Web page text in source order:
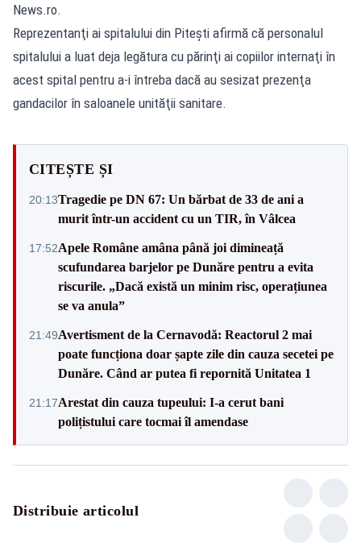
News.ro.
Reprezentanţi ai spitalului din Piteşti afirmă că personalul
spitalului a luat deja legătura cu părinţi ai copiilor internaţi în
acest spital pentru a-i întreba dacă au sesizat prezenţa
gandacilor în saloanele unităţii sanitare.
CITEȘTE ȘI
20:13Tragedie pe DN 67: Un bărbat de 33 de ani a
murit într-un accident cu un TIR, în Vâlcea
17:52Apele Române amâna până joi dimineață
scufundarea barjelor pe Dunăre pentru a evita
riscurile. „Dacă există un minim risc, operațiunea
se va anula”
21:49Avertisment de la Cernavodă: Reactorul 2 mai
poate funcționa doar șapte zile din cauza secetei pe
Dunăre. Când ar putea fi repornită Unitatea 1
21:17Arestat din cauza tupeului: I-a cerut bani
polițistului care tocmai îl amendase
Distribuie articolul